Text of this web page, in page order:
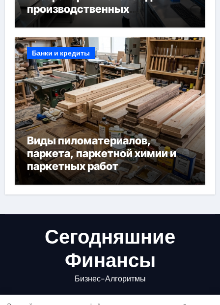
производственных
лабораторий
Банки и кредиты
Виды пиломатериалов,
паркета, паркетной химии и
паркетных работ
Сегодняшние
Финансы
Бизнес-Алгоритмы